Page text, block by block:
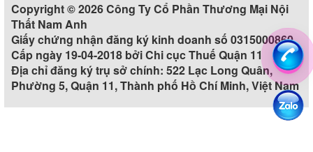
Copyright © 2026 Công Ty Cổ Phần Thương Mại Nội
Thất Nam Anh
Giấy chứng nhận đăng ký kinh doanh số 0315000860
Cấp ngày 19-04-2018 bởi Chi cục Thuế Quận 11
Địa chỉ đăng ký trụ sở chính: 522 Lạc Long Quân,
Phường 5, Quận 11, Thành phố Hồ Chí Minh, Việt Nam